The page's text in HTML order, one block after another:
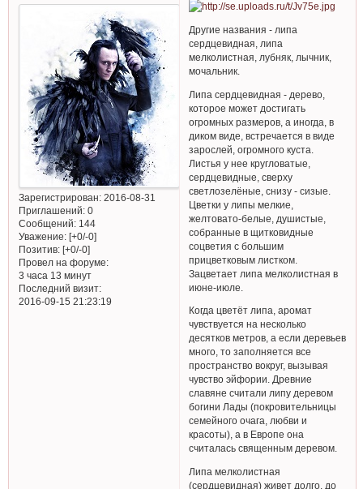
Зарегистрирован: 2016-08-31
Приглашений:0
Сообщений:144
Уважение: [+0/-0]
Позитив: [+0/-0]
Провел на форуме:
3 часа 13 минут
Последний визит:
2016-09-15 21:23:19
Другие названия - липа
сердцевидная, липа
мелколистная, лубняк, лычник,
мочальник.
Липа сердцевидная - дерево,
которое может достигать
огромных размеров, а иногда, в
диком виде, встречается в виде
зарослей, огромного куста.
Листья у нее кругловатые,
сердцевидные, сверху
светлозелёные, снизу - сизые.
Цветки у липы мелкие,
желтовато-белые, душистые,
собранные в щитковидные
соцветия с большим
прицветковым листком.
Зацветает липа мелколистная в
июне-июле.
Когда цветёт липа, аромат
чувствуется на несколько
десятков метров, а если деревьев
много, то заполняется все
пространство вокруг, вызывая
чувство эйфории. Древние
славяне считали липу деревом
богини Лады (покровительницы
семейного очага, любви и
красоты), а в Европе она
считалась священным деревом.
Липа мелколистная
(сердцевидная) живет долго, до